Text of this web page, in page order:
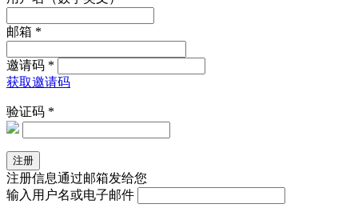
邮箱 *
邀请码 *
获取邀请码
验证码 *
注册信息通过邮箱发给您
输入用户名或电子邮件